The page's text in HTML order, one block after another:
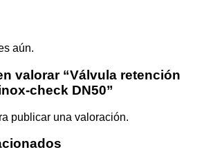
aún.
valorar “Válvula retención
check DN50”
publicar una valoración.